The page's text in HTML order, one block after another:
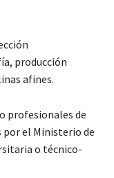
producción
afines.
profesionales de
el Ministerio de
o técnico-